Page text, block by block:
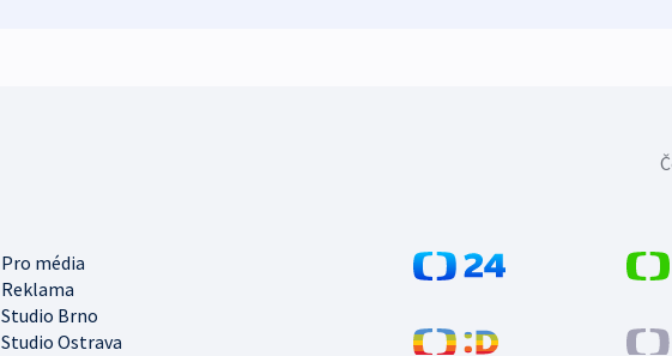
Pro média
Reklama
Studio Brno
Studio Ostrava